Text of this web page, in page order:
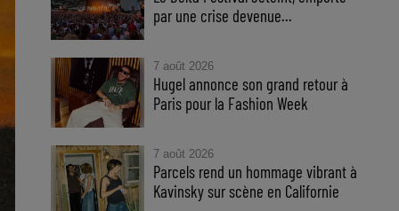
par une crise devenue...
7 août 2026
Hugel annonce son grand retour à
Paris pour la Fashion Week
7 août 2026
Parcels rend un hommage vibrant à
Kavinsky sur scène en Californie